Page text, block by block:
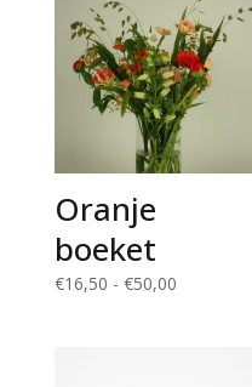
Oranje
boeket
€16,50 - €50,00Prijsklasse: